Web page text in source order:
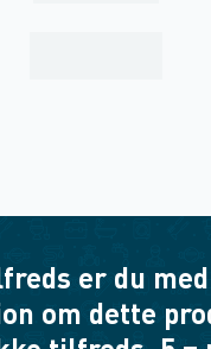
er du
om dette